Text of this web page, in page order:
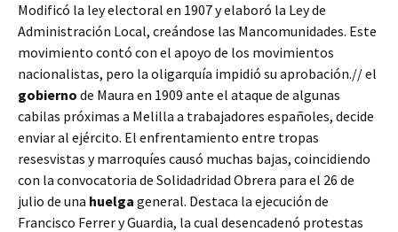
Modificó la ley electoral en 1907 y elaboró la Ley de
Administración Local, creándose las Mancomunidades. Este
movimiento contó con el apoyo de los movimientos
nacionalistas, pero la oligarquía impidió su aprobación.// el
gobierno de Maura en 1909 ante el ataque de algunas
cabilas próximas a Melilla a trabajadores españoles, decide
enviar al ejército. El enfrentamiento entre tropas
resesvistas y marroquíes causó muchas bajas, coincidiendo
con la convocatoria de Solidadridad Obrera para el 26 de
julio de una huelga general. Destaca la ejecución de
Francisco Ferrer y Guardia, la cual desencadenó protestas